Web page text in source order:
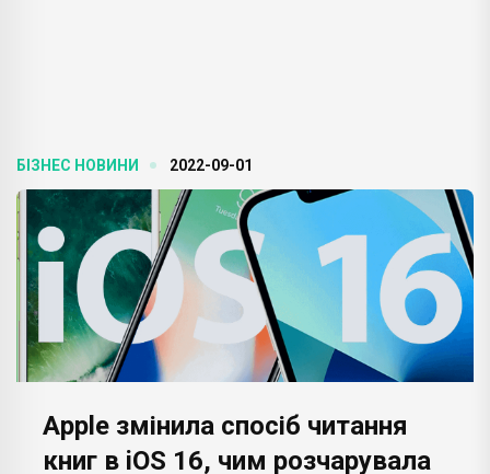
БІЗНЕС НОВИНИ 2022-09-01
Apple змінила спосіб читання
книг в iOS 16, чим розчарувала